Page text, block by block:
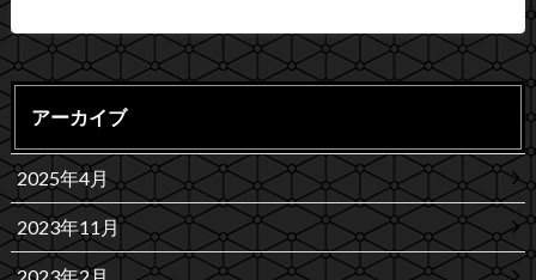
アーカイブ
2025年4月
2023年11月